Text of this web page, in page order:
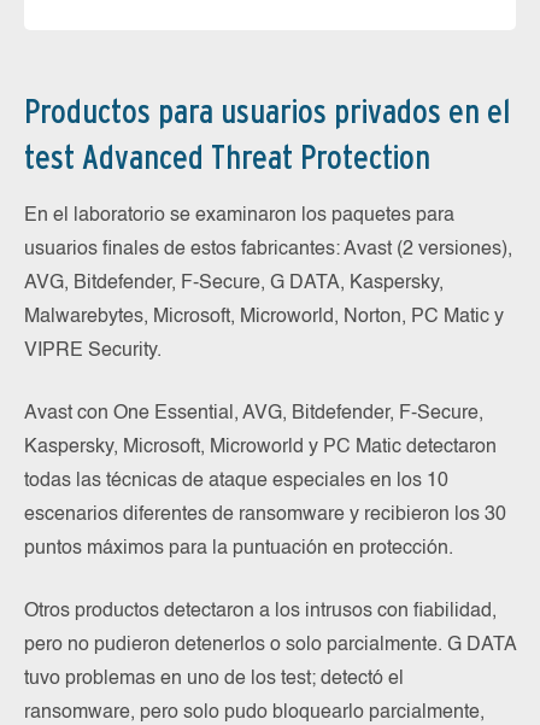
Productos para usuarios privados en el
test Advanced Threat Protection
En el laboratorio se examinaron los paquetes para
usuarios finales de estos fabricantes: Avast (2 versiones),
AVG, Bitdefender, F-Secure, G DATA, Kaspersky,
Malwarebytes, Microsoft, Microworld, Norton, PC Matic y
VIPRE Security.
Avast con One Essential, AVG, Bitdefender, F-Secure,
Kaspersky, Microsoft, Microworld y PC Matic detectaron
todas las técnicas de ataque especiales en los 10
escenarios diferentes de ransomware y recibieron los 30
puntos máximos para la puntuación en protección.
Otros productos detectaron a los intrusos con fiabilidad,
pero no pudieron detenerlos o solo parcialmente. G DATA
tuvo problemas en uno de los test; detectó el
ransomware, pero solo pudo bloquearlo parcialmente,